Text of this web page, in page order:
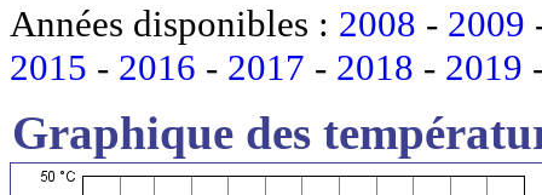
Années disponibles : 2008 - 2009
2015 - 2016 - 2017 - 2018 - 2019
Graphique des